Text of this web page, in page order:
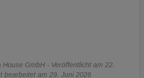
GmbH - Veröffentlicht am 22.
bearbeitet am 29. Juni 2026